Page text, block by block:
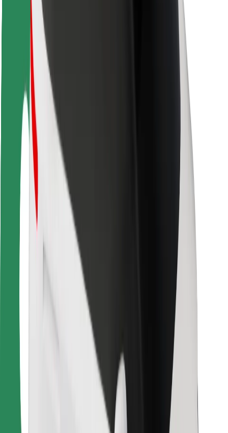
Безопасность
Безопасность пассажиров
Безопасность водителей
Безопасность самокатов
Лаборатория безопасности
Города
Регионы
Решения для городской среды
Аэропорты
Зарядные док-станции Bolt
Поддержка
Для клиентов
Для водителей
Для курьеров
Для владельцев автопарков
Для ресторанов
Bolt for Business
Пользовательское соглашение